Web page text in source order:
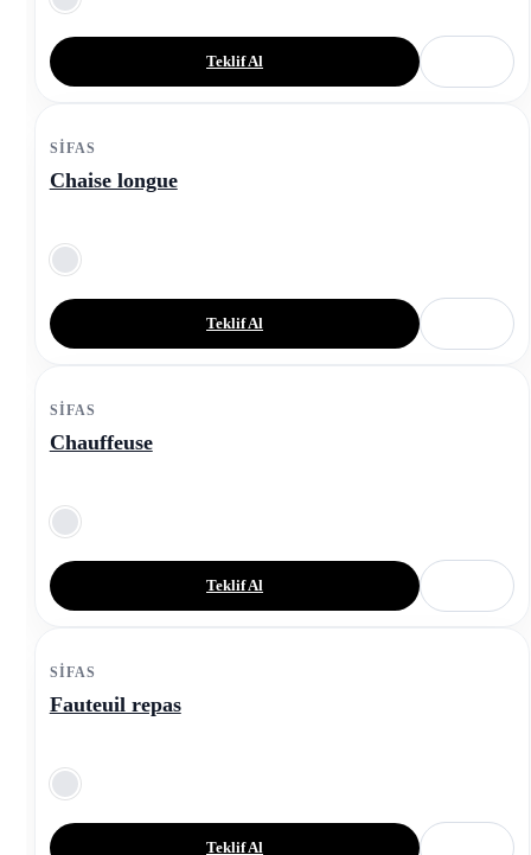
Teklif Al
SIFAS
Chaise longue
Teklif Al
SIFAS
Chauffeuse
Teklif Al
SIFAS
Fauteuil repas
Teklif Al